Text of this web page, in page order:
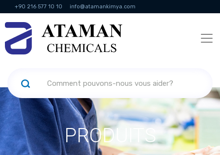
+90 216 577 10 10 info@atamankimya.com
KVKK Politikası Services de la société de l'information
humaines
PRODUITS